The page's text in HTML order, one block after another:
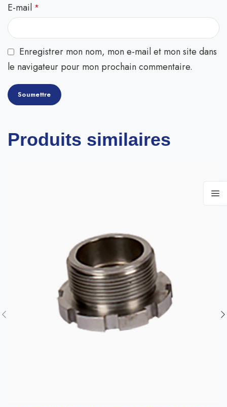
E-mail *
Enregistrer mon nom, mon e-mail et mon site dans
le navigateur pour mon prochain commentaire.
Produits similaires